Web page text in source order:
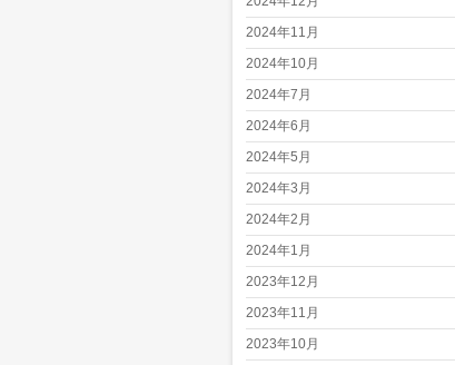
2024年11月
2024年10月
2024年7月
2024年6月
2024年5月
2024年3月
2024年2月
2024年1月
2023年12月
2023年11月
2023年10月